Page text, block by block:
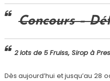
Concours –
2 lots de 5 Fruiss, Sirop à
Dès aujourd’hui et jusqu’au 28